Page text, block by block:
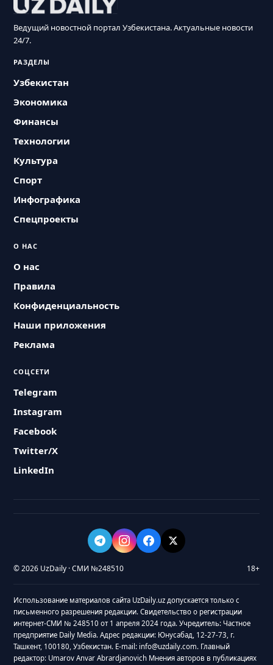
Ведущий новостной портал Узбекистана. Актуальные новости
24/7.
РАЗДЕЛЫ
Узбекистан
Экономика
Финансы
Технологии
Культура
Спорт
Инфографика
Спецпроекты
О НАС
О нас
Правила
Конфиденциальность
Наши приложения
Реклама
СОЦСЕТИ
Telegram
Instagram
Facebook
Twitter/X
LinkedIn
© 2026 UzDaily · СМИ №248510 18+
Использование материалов сайта UzDaily.uz допускается только с
письменного разрешения редакции. Свидетельство о регистрации
интернет-СМИ № 248510 от 1 апреля 2024 года. Учредитель: Частное
предприятие Daily Media. Адрес редакции: Юнусабад, 12-27-73, г.
Ташкент, 100180, Узбекистан. E-mail: info@uzdaily.com. Главный
редактор: Umarov Anvar Abrardjanovich Мнения авторов в публикациях